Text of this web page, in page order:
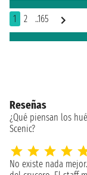
1 2 ..165
Reseñas
¿Qué piensan los
Scenic?
No existe nada